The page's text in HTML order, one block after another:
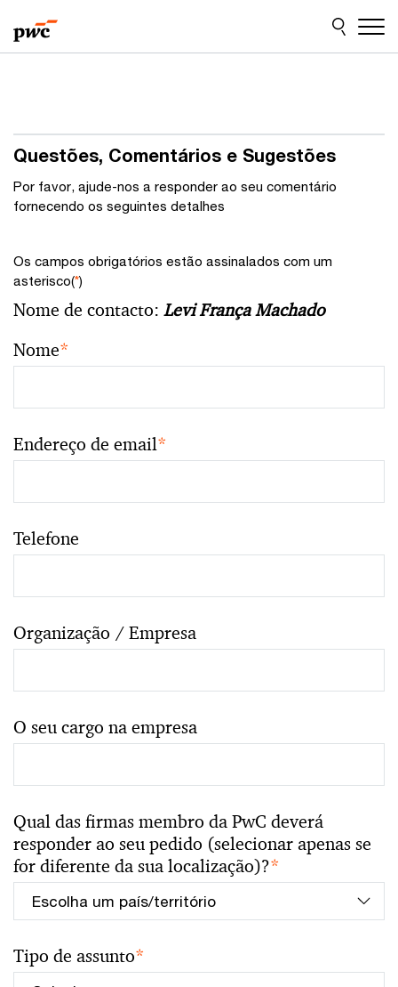
to
content
to
footer
Questões, Comentários e Sugestões
Por favor, ajude-nos a responder ao seu comentário
fornecendo os seguintes detalhes
Os campos obrigatórios estão assinalados com um
asterisco(*)
Nome de contacto: Levi França Machado
Nome*
Endereço de email*
Telefone
Organização / Empresa
O seu cargo na empresa
Qual das firmas membro da PwC deverá
responder ao seu pedido (selecionar apenas se
for diferente da sua localização)?*
Tipo de assunto*